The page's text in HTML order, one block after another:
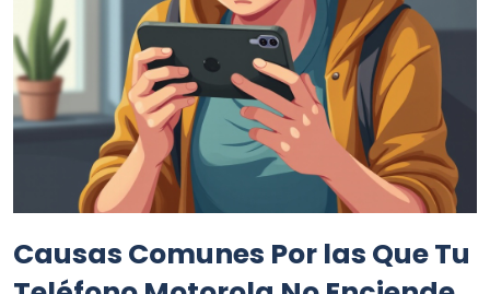
Causas Comunes Por las Que Tu